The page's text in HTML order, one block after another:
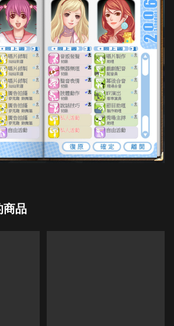
商品